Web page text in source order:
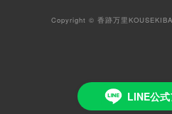
LINE公
Copyright © 香跡万里